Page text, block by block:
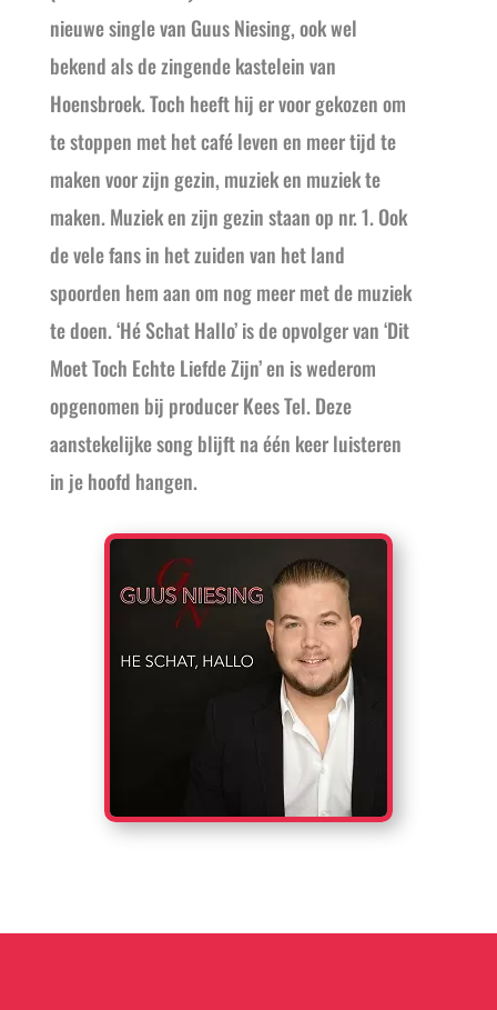
nieuwe single van Guus Niesing, ook wel
bekend als de zingende kastelein van
Hoensbroek. Toch heeft hij er voor gekozen om
te stoppen met het café leven en meer tijd te
maken voor zijn gezin, muziek en muziek te
maken. Muziek en zijn gezin staan op nr. 1. Ook
de vele fans in het zuiden van het land
spoorden hem aan om nog meer met de muziek
te doen. ‘Hé Schat Hallo’ is de opvolger van ‘Dit
Moet Toch Echte Liefde Zijn’ en is wederom
opgenomen bij producer Kees Tel. Deze
aanstekelijke song blijft na één keer luisteren
in je hoofd hangen.